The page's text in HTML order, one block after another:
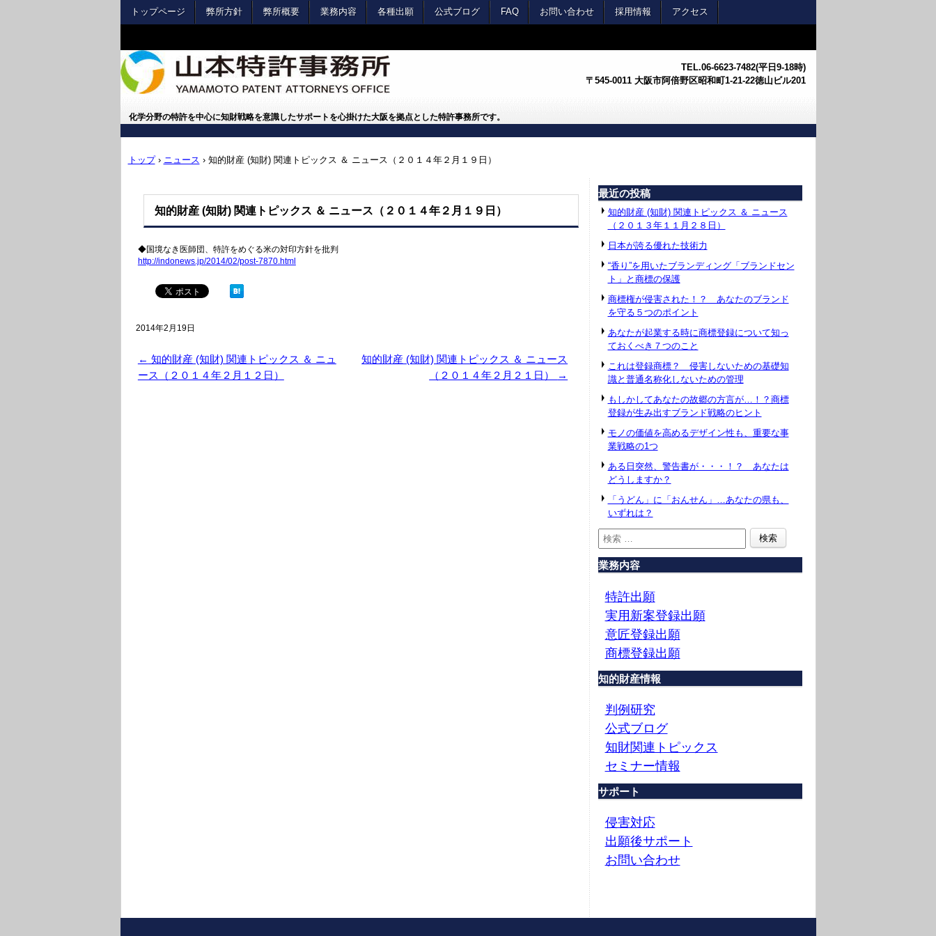
化学分野の特許を中心に知財戦略を意識したサポートを心掛けた大阪を拠点とした特許事務所です。
TEL.06-6623-7482(平日9-18時)
〒545-0011 大阪市阿倍野区昭和町1-21-22徳山ビル201
トップページ 弊所方針 弊所概要 業務内容 各種出願 公式ブログ FAQ お問い合わせ 採用情報 アクセス
トップ › ニュース › 知的財産 (知財) 関連トピックス ＆ ニュース（２０１４年２月１９日）
知的財産 (知財) 関連トピックス ＆ ニュース（２０１４年２月１９日）
◆国境なき医師団、特許をめぐる米の対印方針を批判
http://indonews.jp/2014/02/post-7870.html
2014年2月19日
← 知的財産 (知財) 関連トピックス ＆ ニュ
ース（２０１４年２月１２日）
知的財産 (知財) 関連トピックス ＆ ニュース
（２０１４年２月２１日）
→
最近の投稿
知的財産 (知財) 関連トピックス ＆ ニュース
（２０１３年１１月２８日）
日本が誇る優れた技術力
“香り”を用いたブランディング「ブランドセン
ト」と商標の保護
商標権が侵害された！？ あなたのブランド
を守る５つのポイント
あなたが起業する時に商標登録について知っ
ておくべき７つのこと
これは登録商標？ 侵害しないための基礎知
識と普通名称化しないための管理
もしかしてあなたの故郷の方言が…！？商標
登録が生み出すブランド戦略のヒント
モノの価値を高めるデザイン性も、重要な事
業戦略の1つ
ある日突然、警告書が・・・！？ あなたは
どうしますか？
「うどん」に「おんせん」…あなたの県も、
いずれは？
業務内容
特許出願
実用新案登録出願
意匠登録出願
商標登録出願
知的財産情報
判例研究
公式ブログ
知財関連トピックス
セミナー情報
サポート
侵害対応
出願後サポート
お問い合わせ